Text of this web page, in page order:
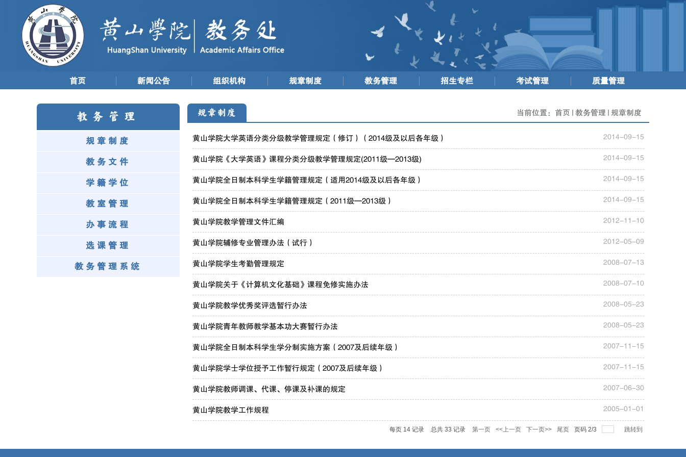
首页 新闻公告 组织机构 规章制度 教务管理 招生专栏 考试管理 质量管理
教务管理
规章制度
教务文件
学籍学位
教室管理
办事流程
选课管理
教务管理系统
当前位置： 首页 教务管理 规章制度
规章制度
2014-09-15
黄山学院大学英语分类分级教学管理规定（修订）（2014级及以后各年级）
2014-09-15
黄山学院《大学英语》课程分类分级教学管理规定(2011级—2013级)
2014-09-15
黄山学院全日制本科学生学籍管理规定（适用2014级及以后各年级）
2014-09-15
黄山学院全日制本科学生学籍管理规定（2011级—2013级）
2012-11-10
黄山学院教学管理文件汇编
2012-05-09
黄山学院辅修专业管理办法（试行）
2008-07-13
黄山学院学生考勤管理规定
2008-07-10
黄山学院关于《计算机文化基础》课程免修实施办法
2008-05-23
黄山学院教学优秀奖评选暂行办法
2008-05-23
黄山学院青年教师教学基本功大赛暂行办法
2007-11-15
黄山学院全日制本科学生学分制实施方案（2007及后续年级）
2007-11-15
黄山学院学士学位授予工作暂行规定（2007及后续年级）
2007-06-30
黄山学院教师调课、代课、停课及补课的规定
2005-01-01
黄山学院教学工作规程
每页 14 记录 总共 33 记录 第一页 <<上一页 下一页>> 尾页 页码 2/3 跳转到